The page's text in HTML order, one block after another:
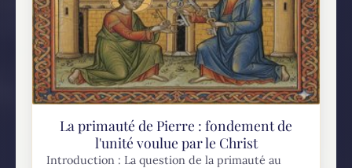
La primauté de Pierre : fondement de
l'unité voulue par le Christ
Introduction : La question de la primauté au